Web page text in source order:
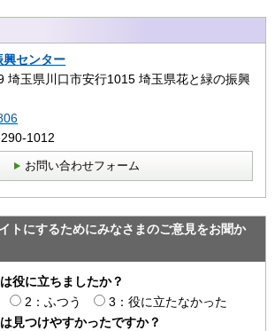
興センター
埼玉県川口市安行1015 埼玉県花と緑の振興
1012
お問い合わせフォーム
トにするためにみなさまのご意見をお聞か
役に立ちましたか？
2：ふつう
3：役に立たなかった
見つけやすかったですか？